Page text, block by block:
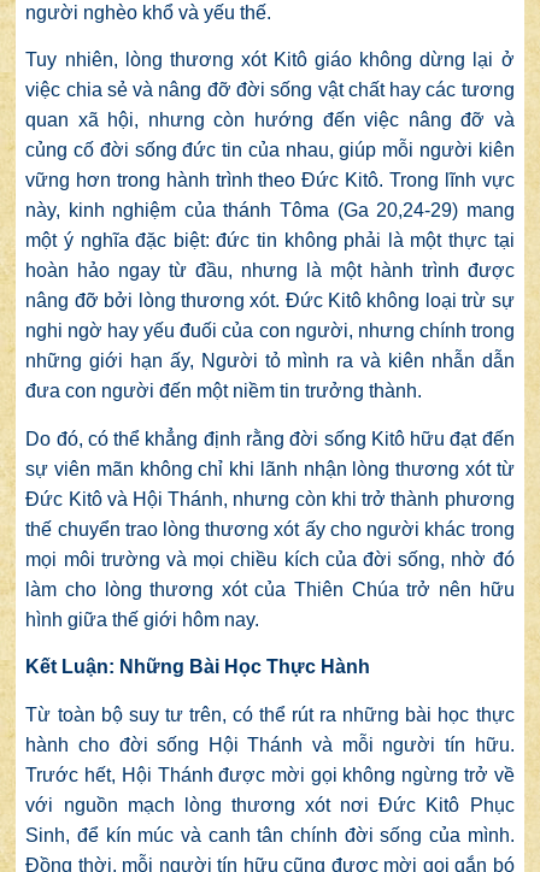
người nghèo khổ và yếu thế.
Tuy nhiên, lòng thương xót Kitô giáo không dừng lại ở
việc chia sẻ và nâng đỡ đời sống vật chất hay các tương
quan xã hội, nhưng còn hướng đến việc nâng đỡ và
củng cố đời sống đức tin của nhau, giúp mỗi người kiên
vững hơn trong hành trình theo Đức Kitô. Trong lĩnh vực
này, kinh nghiệm của thánh Tôma (Ga 20,24-29) mang
một ý nghĩa đặc biệt: đức tin không phải là một thực tại
hoàn hảo ngay từ đầu, nhưng là một hành trình được
nâng đỡ bởi lòng thương xót. Đức Kitô không loại trừ sự
nghi ngờ hay yếu đuối của con người, nhưng chính trong
những giới hạn ấy, Người tỏ mình ra và kiên nhẫn dẫn
đưa con người đến một niềm tin trưởng thành.
Do đó, có thể khẳng định rằng đời sống Kitô hữu đạt đến
sự viên mãn không chỉ khi lãnh nhận lòng thương xót từ
Đức Kitô và Hội Thánh, nhưng còn khi trở thành phương
thế chuyển trao lòng thương xót ấy cho người khác trong
mọi môi trường và mọi chiều kích của đời sống, nhờ đó
làm cho lòng thương xót của Thiên Chúa trở nên hữu
hình giữa thế giới hôm nay.
Kết Luận: Những Bài Học Thực Hành
Từ toàn bộ suy tư trên, có thể rút ra những bài học thực
hành cho đời sống Hội Thánh và mỗi người tín hữu.
Trước hết, Hội Thánh được mời gọi không ngừng trở về
với nguồn mạch lòng thương xót nơi Đức Kitô Phục
Sinh, để kín múc và canh tân chính đời sống của mình.
Đồng thời, mỗi người tín hữu cũng được mời gọi gắn bó